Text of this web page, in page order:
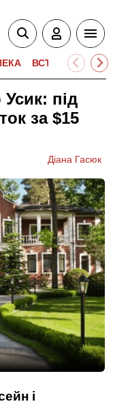
ВСТУПНА
Усик: під
за $15
Діана Гасюк
і